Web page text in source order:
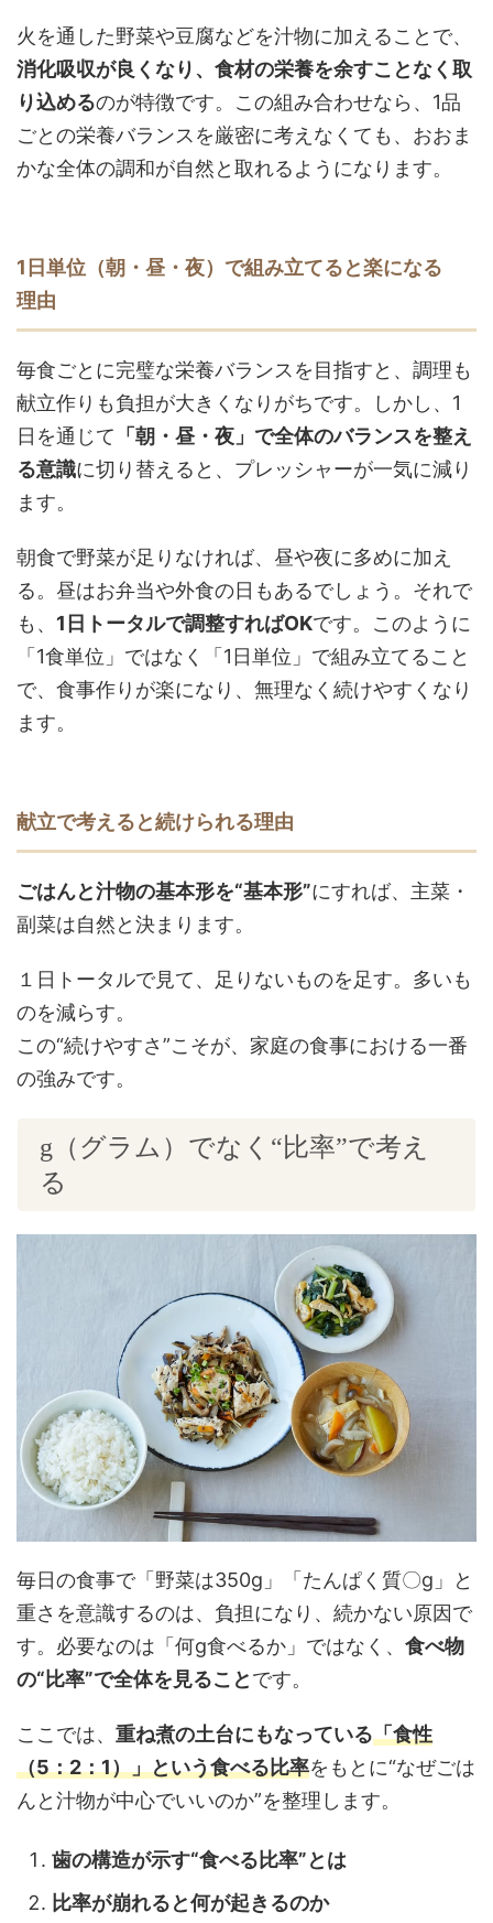
火を通した野菜や豆腐などを汁物に加えることで、
消化吸収が良くなり、食材の栄養を余すことなく取
り込めるのが特徴です。この組み合わせなら、1品
ごとの栄養バランスを厳密に考えなくても、おおま
かな全体の調和が自然と取れるようになります。
1日単位（朝・昼・夜）で組み立てると楽になる
理由
毎食ごとに完璧な栄養バランスを目指すと、調理も
献立作りも負担が大きくなりがちです。しかし、1
日を通じて 「朝・昼・夜」で全体のバランスを整え
る意識に切り替えると、プレッシャーが一気に減り
ます。
朝食で野菜が足りなければ、昼や夜に多めに加え
る。昼はお弁当や外食の日もあるでしょう。それで
も、 1日トータルで調整すればOKです。このように
「1食単位」ではなく「1日単位」で組み立てること
で、食事作りが楽になり、無理なく続けやすくなり
ます。
献立で考えると続けられる理由
ごはんと汁物の基本形を“基本形”にすれば、主菜・
副菜は自然と決まります。
１日トータルで見て、足りないものを足す。多いも
のを減らす。
この“続けやすさ”こそが、家庭の食事における一番
の強みです。
g（グラム）でなく“比率”で考え
る
毎日の食事で「野菜は350g」「たんぱく質〇g」と
重さを意識するのは、負担になり、続かない原因で
す。必要なのは「何g食べるか」ではなく、 食べ物
の“比率”で全体を見ることです。
ここでは、 重ね煮の土台にもなっている「食性
（5：2：1）」という食べる比率をもとに“なぜごは
んと汁物が中心でいいのか”を整理します。
歯の構造が示す“食べる比率”とは
比率が崩れると何が起きるのか